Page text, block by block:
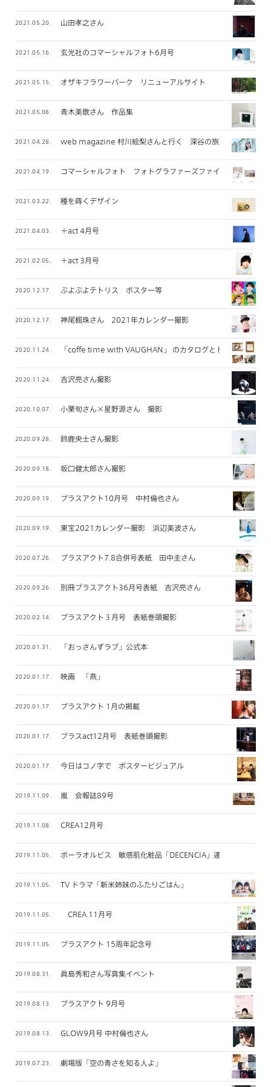
2021.05.20. 山田孝之さん
2021.05.16. 玄光社のコマーシャルフォト6月号
2021.05.15. オザキフラワーパーク リニューアルサイト
2021.05.06. 青木美歌さん 作品集
2021.04.28. web magazine 村川絵梨さんと行く 深谷の旅
2021.04.19. コマーシャルフォト フォトグラファーズファイル 2021年
2021.03.22. 種を蒔くデザイン
2021.04.03. ＋act 4月号
2021.02.05. ＋act 3月号
2020.12.17. ぷよぷよテトリス ポスター等
2020.12.17. 神尾楓珠さん 2021年カレンダー撮影
2020.11.24. 「coffe time with VAUGHAN」 のカタログとトートバッグ
2020.11.24. 吉沢亮さん撮影
2020.10.07. 小栗旬さん×星野源さん 撮影
2020.09.28. 鈴鹿央士さん撮影
2020.09.18. 坂口健太郎さん撮影
2020.09.19. プラスアクト10月号 中村倫也さん
2020.09.19. 東宝2021カレンダー撮影 浜辺美波さん
2020.07.26. プラスアクト7.8合併号表紙 田中圭さん
2020.09.26. 別冊プラスアクト36月号表紙 吉沢亮さん
2020.02.14. プラスアクト３月号 表紙巻頭撮影
2020.01.31. 「おっさんずラブ」公式本
2020.01.17. 映画 「燕」
2020.01.17. プラスアクト 1月の掲載
2020.01.17. プラスact12月号 表紙巻頭撮影
2020.01.17. 今日はコノ字で ポスタービジュアル
2019.11.09. 嵐 会報誌89号
2019.11.08. CREA12月号
2019.11.05. ポーラオルビス 敏感肌化粧品「DECENCIA」連載
2019.11.05. TV ドラマ「新米姉妹のふたりごはん」
2019.11.05. CREA 11月号
2019.11.05. プラスアクト 15周年記念号
2019.08.31. 眞島秀和さん写真集イベント
2019.08.13. プラスアクト 9月号
2019.08.13. GLOW9月号 中村倫也さん
2019.07.23. 劇場版「空の青さを知る人よ」